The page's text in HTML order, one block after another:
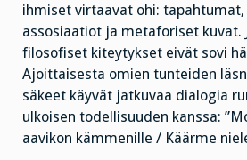
ihmiset virtaavat ohi: tapahtumat,
assosiaatiot ja metaforiset kuvat.
filosofiset kiteytykset eivät sovi
Ajoittaisesta omien tunteiden
säkeet käyvät jatkuvaa dialogia
ulkoisen todellisuuden kanssa:
aavikon kämmenille / Käärme